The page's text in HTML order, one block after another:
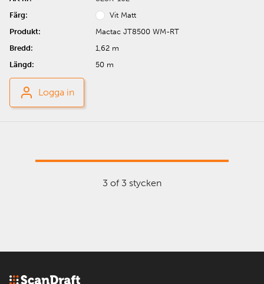
Vit Matt
Mactac JT8500 WM-RT
1,62 m
50 m
Logga in
3 of 3 stycken